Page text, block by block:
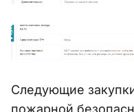
Следующие
пожарной